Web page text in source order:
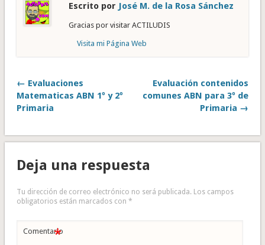
Escrito por José M. de la Rosa Sánchez
Gracias por visitar ACTILUDIS
Visita mi Página Web
← Evaluaciones
Matematicas ABN 1º y 2º
Primaria
Evaluación contenidos
comunes ABN para 3º de
Primaria →
Deja una respuesta
Tu dirección de correo electrónico no será publicada. Los campos
obligatorios están marcados con *
Comentario
*